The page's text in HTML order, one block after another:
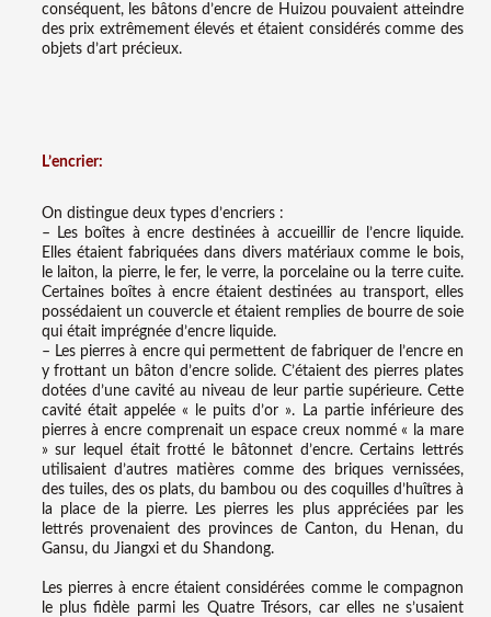
conséquent, les bâtons d’encre de Huizou pouvaient atteindre
des prix extrêmement élevés et étaient considérés comme des
objets d’art précieux.
L’encrier:
On distingue deux types d’encriers :
– Les boîtes à encre destinées à accueillir de l’encre liquide.
Elles étaient fabriquées dans divers matériaux comme le bois,
le laiton, la pierre, le fer, le verre, la porcelaine ou la terre cuite.
Certaines boîtes à encre étaient destinées au transport, elles
possédaient un couvercle et étaient remplies de bourre de soie
qui était imprégnée d’encre liquide.
– Les pierres à encre qui permettent de fabriquer de l’encre en
y frottant un bâton d’encre solide. C’étaient des pierres plates
dotées d’une cavité au niveau de leur partie supérieure. Cette
cavité était appelée « le puits d’or ». La partie inférieure des
pierres à encre comprenait un espace creux nommé « la mare
» sur lequel était frotté le bâtonnet d’encre. Certains lettrés
utilisaient d’autres matières comme des briques vernissées,
des tuiles, des os plats, du bambou ou des coquilles d’huîtres à
la place de la pierre. Les pierres les plus appréciées par les
lettrés provenaient des provinces de Canton, du Henan, du
Gansu, du Jiangxi et du Shandong.
Les pierres à encre étaient considérées comme le compagnon
le plus fidèle parmi les Quatre Trésors, car elles ne s’usaient